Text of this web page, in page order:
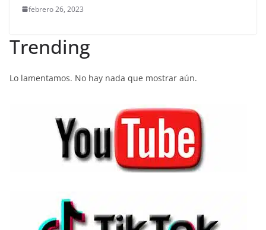
febrero 26, 2023
Trending
Lo lamentamos. No hay nada que mostrar aún.